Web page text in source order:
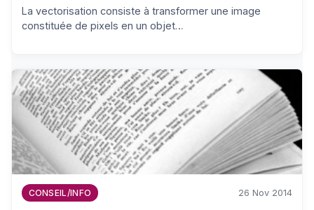
La vectorisation consiste à transformer une image
constituée de pixels en un objet…
CONSEIL/INFO 26 Nov 2014